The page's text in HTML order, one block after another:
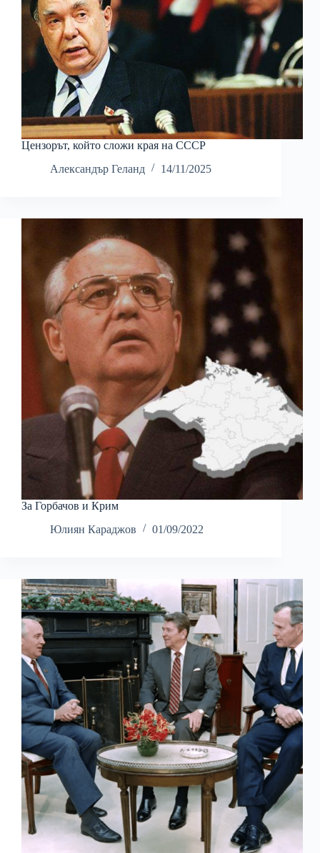
Цензорът, който сложи края на СССР
Александър Геланд
14/11/2025
За Горбачов и Крим
Юлиян Караджов
01/09/2022